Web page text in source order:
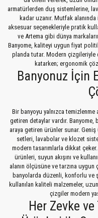
2.995,10 TL
Grohe
Grohe Essentials Cube Halka
armatürlerden duş sistemlerine,
kadar uzanır. Mutfak
aksesuar seçenekleriyle pratik
ve Artema gibi dünya
Banyome, kaliteyi uygun fiyat
planda tutar. Modern çizgileriyle
katarken; ergonomik
Banyonuz İçin
Bir banyoyu yalnızca
getiren detaylar vardır.
araya getiren ürünler sunar.
setleri, lavabolar ve klozet
modern tasarımlarla dikkat
ürünleri, suyun akışını ve
alanın ölçüsüne ve tarzına
banyolarda düzenli, konforlu ve
kullanılan kaliteli malzemeler,
çizgiler modern
Her Zevke